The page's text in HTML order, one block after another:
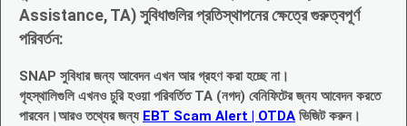
Assistance, TA) সুবিধাগুলির প্রতিস্থাপনের ক্ষেত্রে গুরুত্বপূর্ণ
পরিবর্তন:
SNAP সুবিধার জন্য আবেদন এখন আর গ্রহণ করা হচ্ছে না।
গৃহস্থালিগুলি এখনও চুরি হওয়া পরিবর্তিত TA (নগদ) বেনিফিটের জ্নয আবেদন করতে
পারবেন।আরও তথ্যের জন্য EBT Scam Alert | OTDA ভিজিট করুন।